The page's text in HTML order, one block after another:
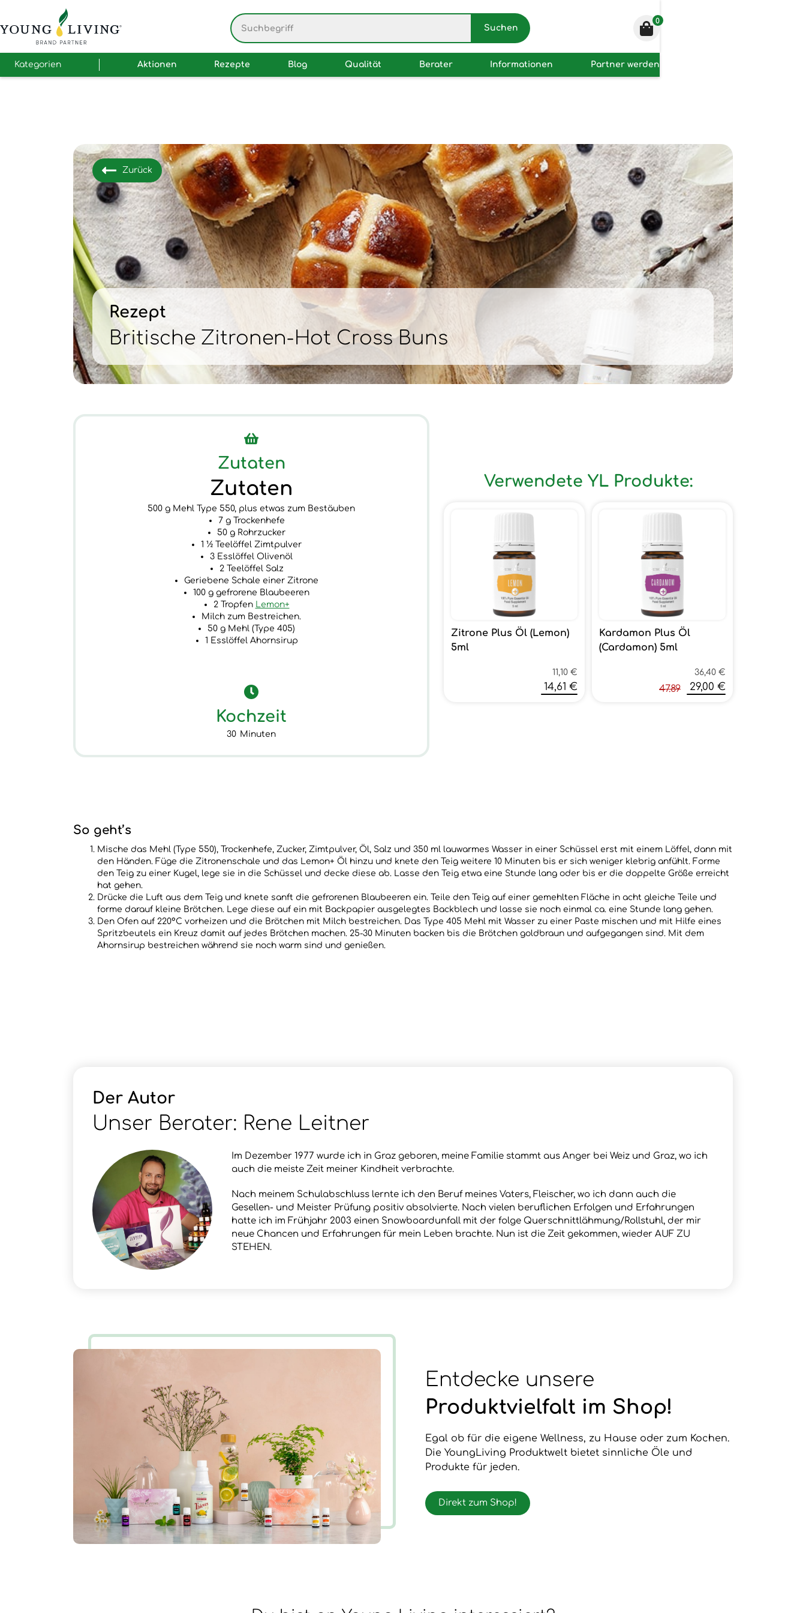
0
Kategorien Aktionen Rezepte Blog Qualität Berater Informationen Partner werden
Rezept
Britische Zitronen-Hot Cross Buns
Zurück
Zutaten
Zutaten
500 g Mehl Type 550, plus etwas zum Bestäuben
7 g Trockenhefe
50 g Rohrzucker
1 ½ Teelöffel Zimtpulver
3 Esslöffel Olivenöl
2 Teelöffel Salz
Geriebene Schale einer Zitrone
100 g gefrorene Blaubeeren
2 Tropfen Lemon+
Milch zum Bestreichen.
50 g Mehl (Type 405)
1 Esslöffel Ahornsirup
Kochzeit
30 Minuten
Verwendete YL Produkte:
Zitrone Plus Öl (Lemon)
5ml
11,10 €
14,61 €
Kardamon Plus Öl
(Cardamon) 5ml
47.89
36,40 €
29,00 €
So geht’s
Mische das Mehl (Type 550), Trockenhefe, Zucker, Zimtpulver, Öl, Salz und 350 ml lauwarmes Wasser in einer Schüssel erst mit einem Löffel, dann mit
den Händen. Füge die Zitronenschale und das Lemon+ Öl hinzu und knete den Teig weitere 10 Minuten bis er sich weniger klebrig anfühlt. Forme
den Teig zu einer Kugel, lege sie in die Schüssel und decke diese ab. Lasse den Teig etwa eine Stunde lang oder bis er die doppelte Größe erreicht
hat gehen.
Drücke die Luft aus dem Teig und knete sanft die gefrorenen Blaubeeren ein. Teile den Teig auf einer gemehlten Fläche in acht gleiche Teile und
forme darauf kleine Brötchen. Lege diese auf ein mit Backpapier ausgelegtes Backblech und lasse sie noch einmal ca. eine Stunde lang gehen.
Den Ofen auf 220°C vorheizen und die Brötchen mit Milch bestreichen. Das Type 405 Mehl mit Wasser zu einer Paste mischen und mit Hilfe eines
Spritzbeutels ein Kreuz damit auf jedes Brötchen machen. 25-30 Minuten backen bis die Brötchen goldbraun und aufgegangen sind. Mit dem
Ahornsirup bestreichen während sie noch warm sind und genießen.
Der Autor
Unser Berater: Rene Leitner
Im Dezember 1977 wurde ich in Graz geboren, meine Familie stammt aus Anger bei Weiz und Graz, wo ich
auch die meiste Zeit meiner Kindheit verbrachte.
Nach meinem Schulabschluss lernte ich den Beruf meines Vaters, Fleischer, wo ich dann auch die
Gesellen- und Meister Prüfung positiv absolvierte. Nach vielen beruflichen Erfolgen und Erfahrungen
hatte ich im Frühjahr 2003 einen Snowboardunfall mit der folge Querschnittlähmung/Rollstuhl, der mir
neue Chancen und Erfahrungen für mein Leben brachte. Nun ist die Zeit gekommen, wieder AUF ZU
STEHEN.
Entdecke unsere
Produktvielfalt im Shop!
Egal ob für die eigene Wellness, zu Hause oder zum Kochen.
Die YoungLiving Produktwelt bietet sinnliche Öle und
Produkte für jeden.
Direkt zum Shop!